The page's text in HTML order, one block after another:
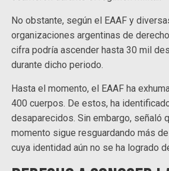
No obstante, según el EAAF y
organizaciones argentinas de
cifra podría ascender hasta 30 mil
durante dicho periodo.
Hasta el momento, el EAAF ha
400 cuerpos. De estos, ha
desaparecidos. Sin embargo, señaló
momento sigue resguardando más
cuya identidad aún no se ha logrado